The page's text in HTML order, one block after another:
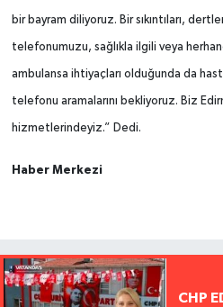
bir bayram diliyoruz. Bir sıkıntıları,
telefonumuzu, sağlıkla ilgili veya
ambulansa ihtiyaçları olduğunda da
telefonu aramalarını bekliyoruz. Biz
hizmetlerindeyiz.” Dedi.
Haber Merkezi
CHP